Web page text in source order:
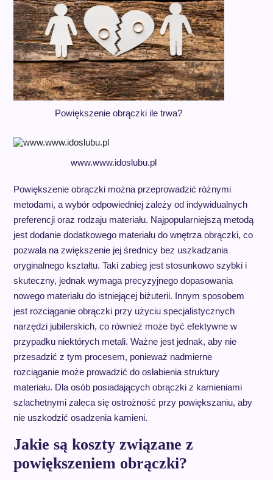
Powiększenie obrączki ile trwa?
www.www.idoslubu.pl
Powiększenie obrączki można przeprowadzić różnymi
metodami, a wybór odpowiedniej zależy od indywidualnych
preferencji oraz rodzaju materiału. Najpopularniejszą metodą
jest dodanie dodatkowego materiału do wnętrza obrączki, co
pozwala na zwiększenie jej średnicy bez uszkadzania
oryginalnego kształtu. Taki zabieg jest stosunkowo szybki i
skuteczny, jednak wymaga precyzyjnego dopasowania
nowego materiału do istniejącej biżuterii. Innym sposobem
jest rozciąganie obrączki przy użyciu specjalistycznych
narzędzi jubilerskich, co również może być efektywne w
przypadku niektórych metali. Ważne jest jednak, aby nie
przesadzić z tym procesem, ponieważ nadmierne
rozciąganie może prowadzić do osłabienia struktury
materiału. Dla osób posiadających obrączki z kamieniami
szlachetnymi zaleca się ostrożność przy powiększaniu, aby
nie uszkodzić osadzenia kamieni.
Jakie są koszty związane z
powiększeniem obrączki?